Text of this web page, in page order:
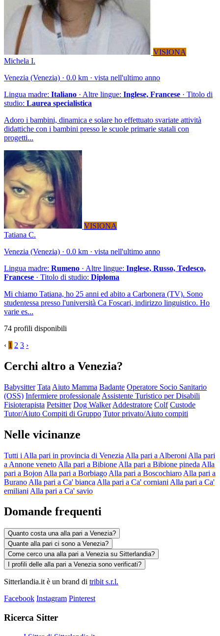
VISIONA
Michela I.
Venezia (Venezia) · 0.0 km · vista nell'ultimo anno
Lingua madre: Italiano · Altre lingue: Inglese, Francese · Titolo di
studio: Laurea specialistica
Adoro i bambini, dinamica e solare ho effettuato svariate attività
didattiche con i bambini presso le scuole primarie statali con
progetti...
VISIONA
Tatiana C.
Venezia (Venezia) · 0.0 km · vista nell'ultimo anno
Lingua madre: Rumeno · Altre lingue: Inglese, Russo, Tedesco,
Francese · Titolo di studio: Diploma
Mi chiamo Tatiana, ho 25 anni ed abito a Carbonera (TV). Sono
studentessa presso l'università Ca Foscari, indirizzo linguistico. Ho
varie es...
74 profili disponibili
‹ 1 2 3 ›
Cerchi altro a Venezia?
Babysitter Tata Aiuto Mamma Badante Operatore Socio Sanitario
(OSS) Infermiere professionale Assistente Turistico per Disabili
Fisioterapista Petsitter Dog Walker Addestratore Colf Custode
Tutor/Aiuto Compiti di Gruppo Tutor privato/Aiuto compiti
Nelle vicinanze
Tutti i Alla pari in provincia di Venezia Alla pari a Alberoni Alla pari
a Annone veneto Alla pari a Bibione Alla pari a Bibione pineda Alla
pari a Bojon Alla pari a Borbiago Alla pari a Boscochiaro Alla pari a
Burano Alla pari a Ca' bianca Alla pari a Ca' corniani Alla pari a Ca'
emiliani Alla pari a Ca' savio
Domande frequenti
Quanto costa una alla pari a Venezia?
Quante alla pari ci sono a Venezia?
Come cerco una alla pari a Venezia su Sitterlandia?
I profili delle alla pari a Venezia sono verificati?
Sitterlandia.it è un brand di tribit s.r.l.
Facebook Instagram Pinterest
Ricerca Sitter